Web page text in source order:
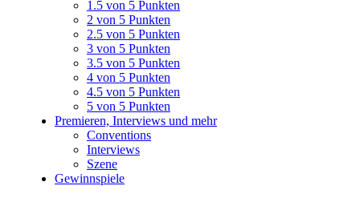
1.5 von 5 Punkten
2 von 5 Punkten
2.5 von 5 Punkten
3 von 5 Punkten
3.5 von 5 Punkten
4 von 5 Punkten
4.5 von 5 Punkten
5 von 5 Punkten
Premieren, Interviews und mehr
Conventions
Interviews
Szene
Gewinnspiele